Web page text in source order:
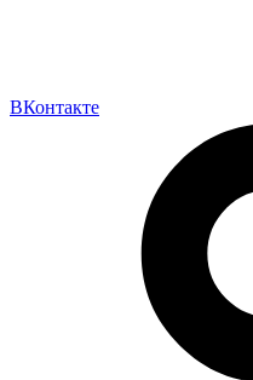
ВКонтакте